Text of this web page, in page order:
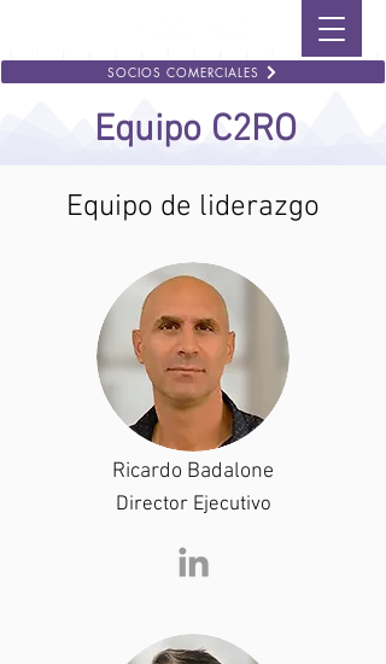
SOCIOS COMERCIALES
Equipo C2RO
Equipo de liderazgo
Ricardo Badalone
Director Ejecutivo